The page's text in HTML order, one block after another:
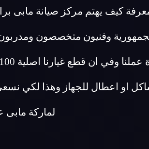
كيف يهتم مركز صيانة مابى
وفنيون متخصصون
او اعطال للجهاز وهذا لكي
لماركة مابى علي الأرقام